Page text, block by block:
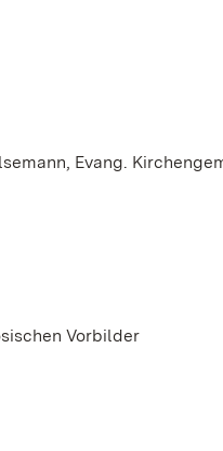
Evang.
Vorbilder